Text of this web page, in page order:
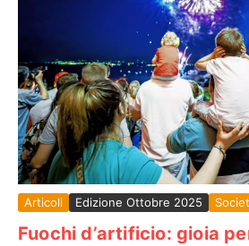
Articoli Edizione Ottobre 2025
Fuochi d’artificio: gioia